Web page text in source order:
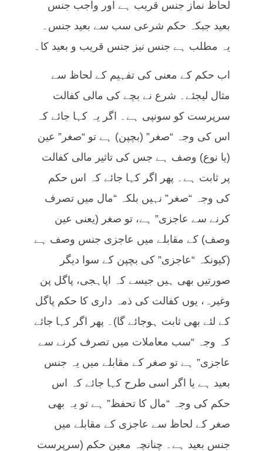
لحاظ نماز جنس قریب ہے اور واجب جنس
بعید جبکہ حکم شرعی سب سے بعید جنس۔
یہ مطلب ہے جنس نیز جنس قریب و بعید کا۔
اب حکم کے معنی کی تفہیم کے لحاظ سے
مثال لیجئے۔ شرع نے بچے کی مالی کفالت
سرپرست کو سونپی ہے۔ اگر یہ کہا جائے کہ
اس کی وجہ “صغر” (بچپن) ہے تو “صغر” عین
(یا نوع) وصف ہے جس کی تاثیر مالی کفالت
پر ثابت ہے۔ پھر اگر کہا جائے کہ اس حکم
کی وجہ “صغر” نہیں بلکہ “مال میں تصرف
کرنے سے عاجزی” ہے، تو صغر (یعنی عین
وصف) کے مقابلے میں عاجزی جنس وصف ہے
(کیونکہ “عاجزی” کی بچپن کے سوا دیگر
صورتیں بھی ہیں جیسے کہ اپاہجی، پاگل پن
وغیرہ، یوں کفالت کی ذمہ داری کا حکم پاگل
کے لئے بھی ثابت ہوجائے گا)۔ پھر اگر کہا جائے
کہ وجہ “سب معاملات میں تصرف کرنے سے
عاجزی” ہے تو صغر کے مقابلے میں یہ جنس
بعید ہے یا اگر اسی طرح کہا جائے کہ اس
حکم کی وجہ “مال کا تحفظ” ہے تو یہ بھی
صغر کے لحاظ سے عاجزی کے مقابلے میں
جنس بعید ہے۔ چنانچہ معین حکم (سرپرست